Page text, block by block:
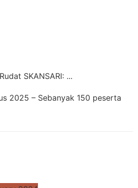
SKANSARI: ...
2025 – Sebanyak 150 peserta